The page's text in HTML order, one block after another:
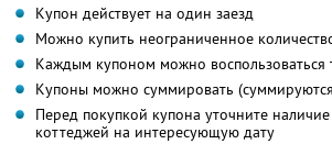
Купон действует на один заезд
Можно купить неограниченное
Каждым купоном можно воспользоваться
Купоны можно суммировать
Перед покупкой купона уточните
коттеджей на интересующую дату